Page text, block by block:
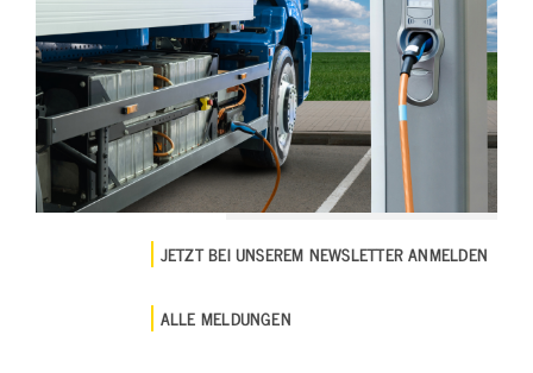
JETZT BEI UNSEREM NEWSLETTER ANMELDEN
ALLE MELDUNGEN